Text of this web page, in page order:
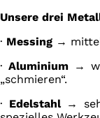
Unsere drei
· Messing →
·Aluminium →
„schmieren“.
· Edelstahl→